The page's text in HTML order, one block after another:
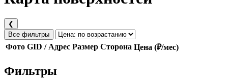
❮
Все фильтры
Фото GID / Адрес Размер Сторона Цена (₽/мес)
Фильтры